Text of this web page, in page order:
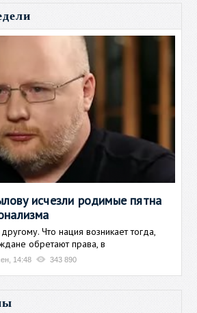
исчезли родимые пятна
Что нация возникает тогда,
обретают права, в
14:48 343 890